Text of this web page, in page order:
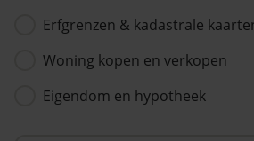
Erfgrenzen & kadastrale
Woning kopen en verkopen
Eigendom en hypotheek